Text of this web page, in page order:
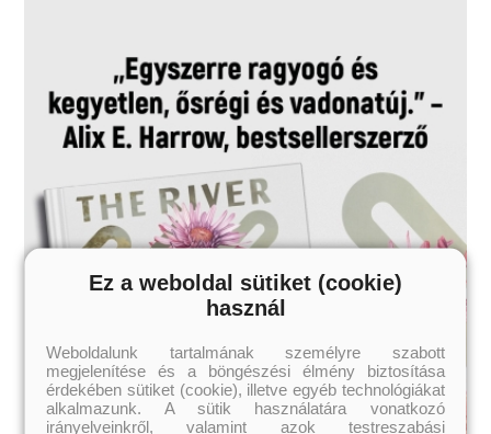
Ez a weboldal sütiket (cookie)
használ
Weboldalunk tartalmának személyre szabott
megjelenítése és a böngészési élmény biztosítása
érdekében sütiket (cookie), illetve egyéb technológiákat
alkalmazunk. A sütik használatára vonatkozó
irányelveinkről, valamint azok testreszabási